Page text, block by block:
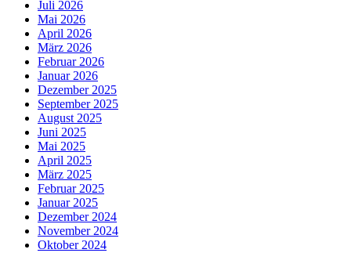
Juli 2026
Mai 2026
April 2026
März 2026
Februar 2026
Januar 2026
Dezember 2025
September 2025
August 2025
Juni 2025
Mai 2025
April 2025
März 2025
Februar 2025
Januar 2025
Dezember 2024
November 2024
Oktober 2024